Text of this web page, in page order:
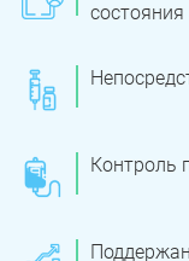
Контроль